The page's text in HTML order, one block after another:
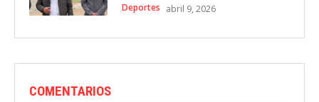
Deportes abril 9, 2026
COMENTARIOS